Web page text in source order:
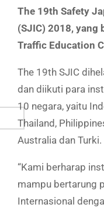
The 19th Safety
(SJIC) 2018, yang
Traffic Education
The 19th SJIC
dan diikuti para
10 negara, yaitu
Thailand,
Australia dan Turki.
“Kami berharap
mampu bertarung
Internasional
Link